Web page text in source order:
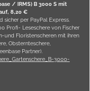
/ IRMS) B 3000 S mit
8,20 €
sicher per PayPal Express.
Profi- Leseschere von Fischer
und Floristenscheren mit ihren
Obsternteschere,
Partner).
3000-